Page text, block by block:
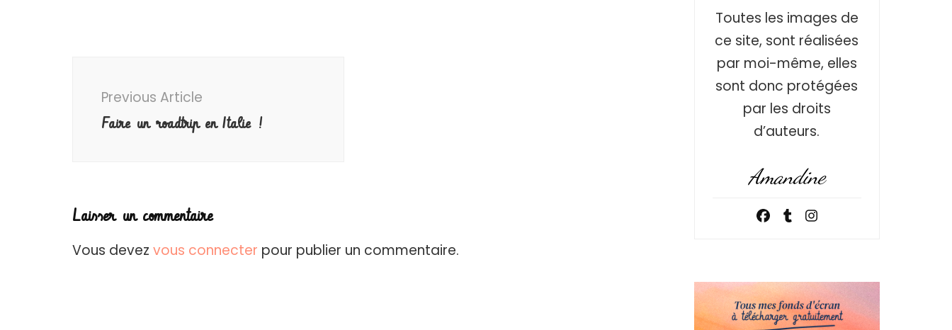
Navigation
Previous Article
Faire un roadtrip en Italie !
Laisser un commentaire
Vous devez vous connecter pour publier un commentaire.
Toutes les images de
ce site, sont réalisées
par moi-même, elles
sont donc protégées
par les droits
d’auteurs.
Amandine